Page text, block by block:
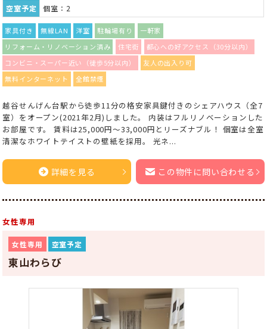
空室予定
個室：2
家具付き 無線LAN 洋室 駐輪場有り
一軒家
リフォーム・リノベーション済み
住宅街
都心への好アクセス（30分以内）
コンビニ・スーパー近い（徒歩5分以内）
友人の出入り可
無料インターネット
全館禁煙
越谷せんげん台駅から徒歩11分の格安家具鍵付きのシェアハウス（全7
室）をオープン(2021年2月)しました。 内装はフルリノベーションした
お部屋です。 賃料は25,000円～33,000円とリーズナブル！ 個室は全室
清潔なホワイトテイストの壁紙を採用。 光ネ...
詳細を見る この物件に問い合わせる
女性専用
女性専用 空室予定
東山わらび